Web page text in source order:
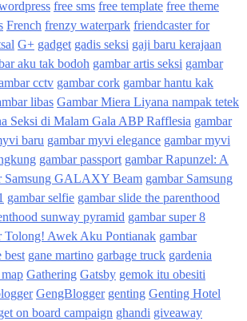
free sms free template free theme
French frenzy waterpark friendcaster for
G+ gadget gadis seksi gaji baru kerajaan
aku tak bodoh gambar artis seksi gambar
cctv gambar cork gambar hantu kak
libas Gambar Miera Liyana nampak tetek
Seksi di Malam Gala ABP Rafflesia gambar
baru gambar myvi elegance gambar myvi
gambar passport gambar Rapunzel: A
Samsung GALAXY Beam gambar Samsung
gambar selfie gambar slide the parenthood
sunway pyramid gambar super 8
Tolong! Awek Aku Pontianak gambar
best gane martino garbage truck gardenia
Gathering Gatsby gemok itu obesiti
GengBlogger genting Genting Hotel
on board campaign ghandi giveaway